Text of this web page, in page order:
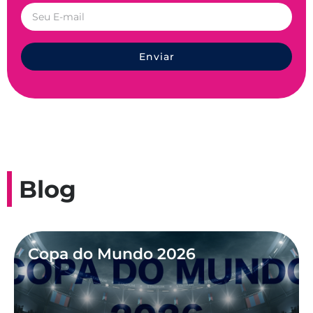
Enviar
Blog
Copa do Mundo 2026